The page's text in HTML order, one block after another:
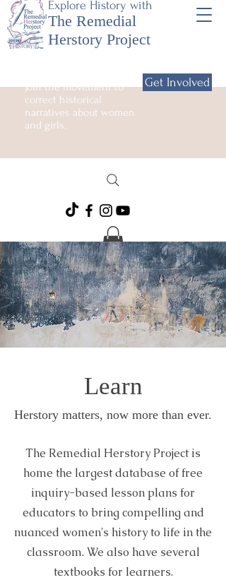
Explore History with
The Remedial
Herstory Project
Join the movement to
correct historical
narratives about women
and girls.
Get Involved
Learn
Herstory matters, now more than ever.
The Remedial Herstory Project is
home the largest database of free
inquiry-based lesson plans for
educators to bring compelling and
nuanced women's history to life in the
classroom. We also have several
textbooks for learners.